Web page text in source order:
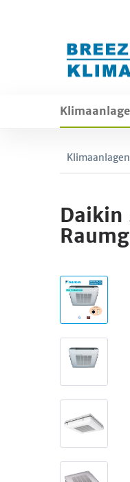
Klimaanlagen
Daikin